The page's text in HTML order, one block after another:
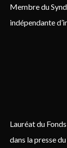
Membre du
indépendante
Lauréat du
dans la presse